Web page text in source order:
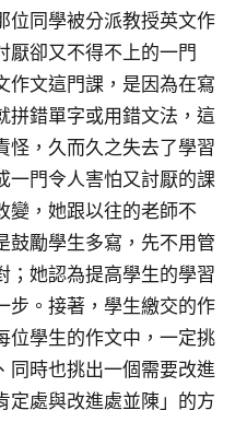
位同學被分派教授英文作
厭卻又不得不上的一門
作文這門課，是因為在寫
拼錯單字或用錯文法，這
怪，久而久之失去了學習
一門令人害怕又討厭的課
變，她跟以往的老師不
鼓勵學生多寫，先不用管
；她認為提高學生的學習
步。接著，學生繳交的作
位學生的作文中，一定挑
同時也挑出一個需要改進
定處與改進處並陳」的方